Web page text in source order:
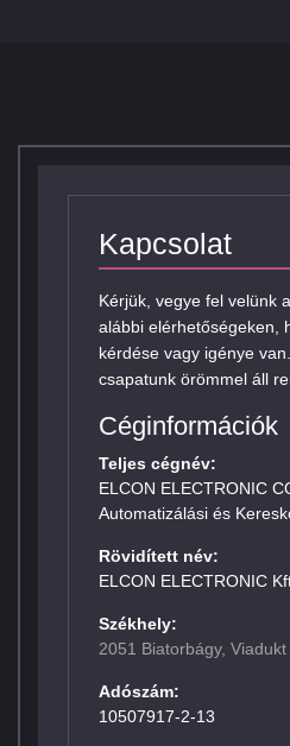
Kapcsolat
Kérjük, vegye fel velünk
alábbi elérhetőségeken,
kérdése vagy igénye
csapatunk örömmel áll
Céginformációk
Teljes cégnév:
ELCON ELECTRONIC
Automatizálási és
Rövidített név:
ELCON ELECTRONIC
Székhely:
2051 Biatorbágy, Viadukt
Adószám:
10507917-2-13